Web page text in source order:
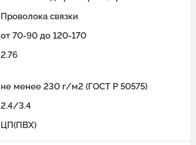
Проволока связки
от 70-90 до 120-170
2.76
не менее 230 г/м2 (ГОСТ Р 50575)
2.4/3.4
ЦП(ПВХ)